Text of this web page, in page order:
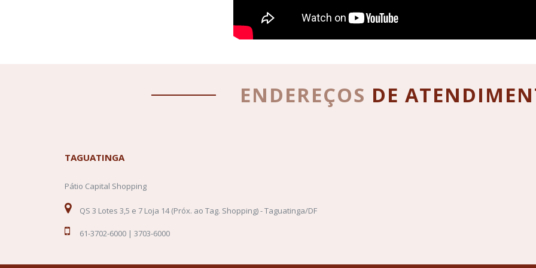
ENDEREÇOS DE
TAGUATINGA
Pátio Capital Shopping
QS 3 Lotes 3,5 e 7 Loja 14 (Próx. ao Tag. Shopping) - Taguatinga/DF
61-3702-6000 | 3703-6000